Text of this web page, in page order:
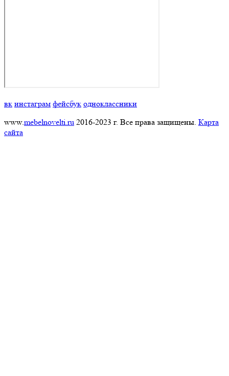
вк инстаграм фейсбук одноклассники
www.mebelnovelti.ru 2016-2023 г. Все права защищены. Карта
сайта